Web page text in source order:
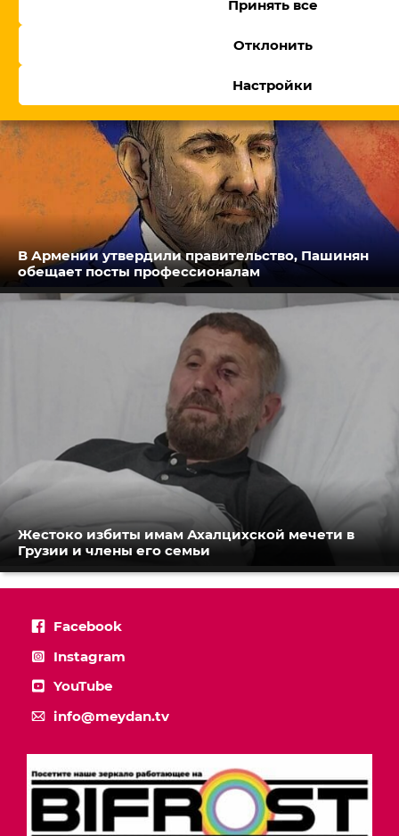
Принять все
Отклонить
Настройки
меняется цифровое пространство в
Азербайджане?
В Армении утвердили правительство, Пашинян
обещает посты профессионалам
Жестоко избиты имам Ахалцихской мечети в
Грузии и члены его семьи
Facebook
Instagram
YouTube
info@meydan.tv